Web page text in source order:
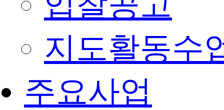
지도활동수
주요사업